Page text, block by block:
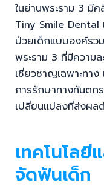
ในย่านพระราม 3 มี
Tiny Smile
ป่วยเด็กแบบองค์รว
พระราม 3 ที่มีความ
เชี่ยวชาญเฉพาะทาง
การรักษาทางทันตก
เปลี่ยนแปลงที่ส่งผล
เทคโนโลยี
จัดฟันเด็ก